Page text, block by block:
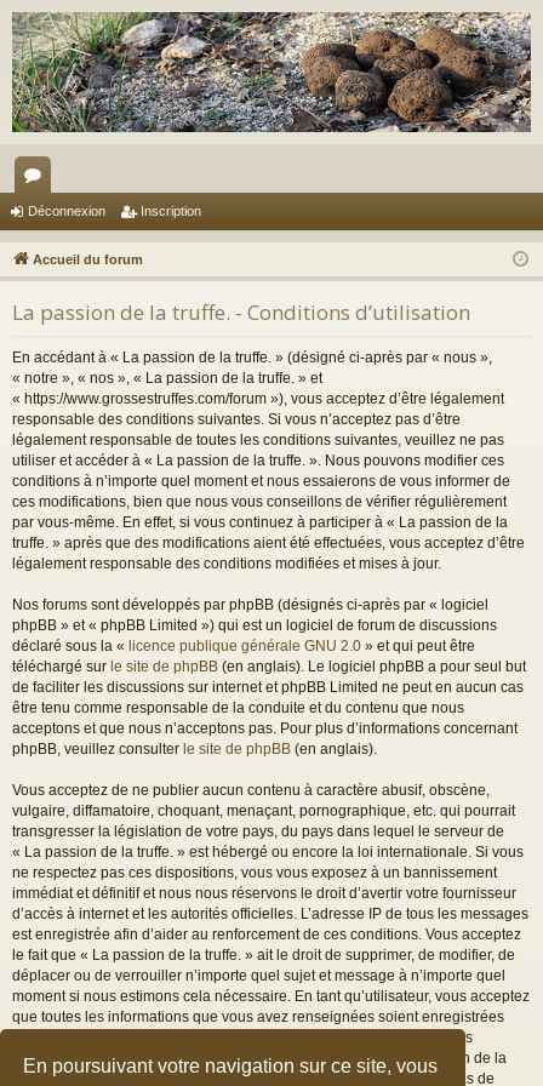
En poursuivant votre navigation sur ce site, vous
or
u
m
s
Déconnexion Inscription
Accueil du forum
La passion de la truffe. - Conditions d’utilisation
En accédant à « La passion de la truffe. » (désigné ci-après par « nous »,
« notre », « nos », « La passion de la truffe. » et
« https://www.grossestruffes.com/forum »), vous acceptez d’être légalement
responsable des conditions suivantes. Si vous n’acceptez pas d’être
légalement responsable de toutes les conditions suivantes, veuillez ne pas
utiliser et accéder à « La passion de la truffe. ». Nous pouvons modifier ces
conditions à n’importe quel moment et nous essaierons de vous informer de
ces modifications, bien que nous vous conseillons de vérifier régulièrement
par vous-même. En effet, si vous continuez à participer à « La passion de la
truffe. » après que des modifications aient été effectuées, vous acceptez d’être
légalement responsable des conditions modifiées et mises à jour.
Nos forums sont développés par phpBB (désignés ci-après par « logiciel
phpBB » et « phpBB Limited ») qui est un logiciel de forum de discussions
déclaré sous la « licence publique générale GNU 2.0 » et qui peut être
téléchargé sur le site de phpBB (en anglais). Le logiciel phpBB a pour seul but
de faciliter les discussions sur internet et phpBB Limited ne peut en aucun cas
être tenu comme responsable de la conduite et du contenu que nous
acceptons et que nous n’acceptons pas. Pour plus d’informations concernant
phpBB, veuillez consulter le site de phpBB (en anglais).
Vous acceptez de ne publier aucun contenu à caractère abusif, obscène,
vulgaire, diffamatoire, choquant, menaçant, pornographique, etc. qui pourrait
transgresser la législation de votre pays, du pays dans lequel le serveur de
« La passion de la truffe. » est hébergé ou encore la loi internationale. Si vous
ne respectez pas ces dispositions, vous vous exposez à un bannissement
immédiat et définitif et nous nous réservons le droit d’avertir votre fournisseur
d’accès à internet et les autorités officielles. L’adresse IP de tous les messages
est enregistrée afin d’aider au renforcement de ces conditions. Vous acceptez
le fait que « La passion de la truffe. » ait le droit de supprimer, de modifier, de
déplacer ou de verrouiller n’importe quel sujet et message à n’importe quel
moment si nous estimons cela nécessaire. En tant qu’utilisateur, vous acceptez
que toutes les informations que vous avez renseignées soient enregistrées
dans notre base de données. Bien que ces informations ne seront pas
diffusées à une tierce partie sans votre consentement, ni « La passion de la
truffe. », ni phpBB, ne pourront être tenus comme responsables en cas de